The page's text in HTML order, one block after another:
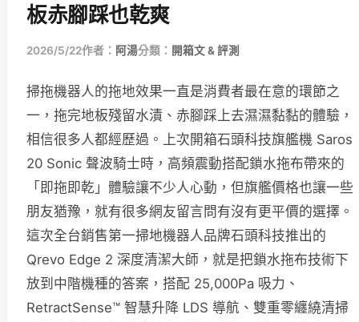
板赤腳踩也乾爽
2026/5/22作者： 阿湯分類： 開箱文 & 評測
掃拖機器人的拖地效果一直是消費者最在意的環節之
一，拖完地板殘留水漬、赤腳踩上去濕濕黏黏的體驗，
相信很多人都經歷過。上次開箱石頭科技旗艦機 Saros
20 Sonic 聲波騎士時，高頻震動搭配鎖水拖布帶來的
「即拖即乾」體驗讓不少人心動，但旗艦價格也讓一些
朋友猶豫，就有很多網友留言問有沒有更平價的選擇。
這次全台銷售第一掃地機器人品牌石頭科技推出的
Qrevo Edge 2 深度清潔大師，就是把鎖水拖布技術下
放到中階機種的答案，搭配 25,000Pa 吸力、
RetractSense™ 智慧升降 LDS 導航、雙重零纏繞清掃